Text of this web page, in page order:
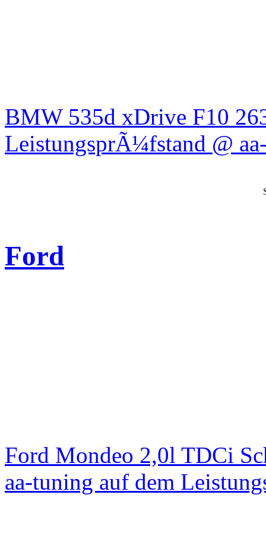
BMW 535d xDrive F10
LeistungsprÃ¼fstand @
Ford
Ford Mondeo 2,0l TDCi
aa-tuning auf dem